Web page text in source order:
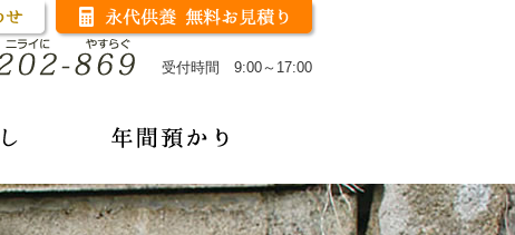
受付時間 9:00～17:00